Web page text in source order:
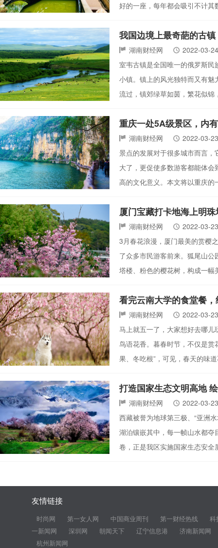
好的一座，每年都会吸引不计
我国边境上最奇葩的古
湖南财经网
2022-03-24
室韦古镇是全国唯一的俄罗斯
小镇。镇上的风光独特而又有
流过，镇郊绿草如茵，繁花似
重庆一处5A级景区，内
湖南财经网
2022-03-23
景点的发展对于很多城市而言
大了，更促使多数游客都能体
高的文化意义。本文将以重庆
厦门宝藏打卡地海上明
湖南财经网
2022-03-23
3月春花浪漫，厦门最美的赏樱
了众多市民游客前来。狐尾山
塔楼、粉色的樱花树，构成一
看完云南大学的食堂餐
湖南财经网
2022-03-23
马上就五一了，大家想好去哪
鸟语花香。暮春时节，不仅是
果、冬吃根”，可见，春天的味
打造国家生态文明高地
湖南财经网
2022-03-23
西藏被誉为地球第三极、“亚洲
湖泊镶嵌其中，每一帧山水都
卷，正是我区实施国家生态安
友情链接
时尚网 第一女人网 中国商业周刊 第一财经热线
科
一新闻网
深圳网 朝闻天下 辽宁信息港
济南新闻网
杭州新闻网